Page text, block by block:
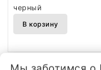
черный
В корзину